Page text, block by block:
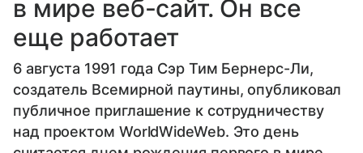
в мире веб-сайт. Он все
еще работает
6 августа 1991 года Сэр Тим Бернерс-Ли,
создатель Всемирной паутины, опубликовал
публичное приглашение к сотрудничеству
над проектом WorldWideWeb. Это день